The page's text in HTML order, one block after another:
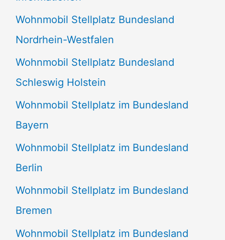
n
n
a
c
h
:
Wohnmobil Stellplatz Bundesland
Nordrhein-Westfalen
Wohnmobil Stellplatz Bundesland
Schleswig Holstein
Wohnmobil Stellplatz im Bundesland
Bayern
Wohnmobil Stellplatz im Bundesland
Berlin
Wohnmobil Stellplatz im Bundesland
Bremen
Wohnmobil Stellplatz im Bundesland